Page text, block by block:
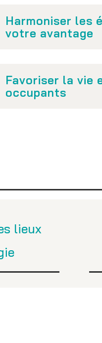
Harmoniser les
votre avantage
Favoriser la vie
occupants
lieux